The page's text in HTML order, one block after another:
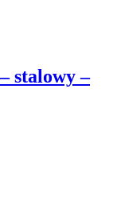
stalowy –